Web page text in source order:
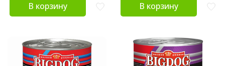
В корзину В корзину